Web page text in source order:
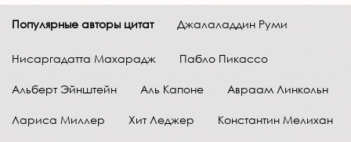
Популярные авторы цитат Джалаладдин Руми
Нисаргадатта Махарадж Пабло Пикассо
Альберт Эйнштейн Аль Капоне Авраам Линкольн
Лариса Миллер Хит Леджер Константин Мелихан